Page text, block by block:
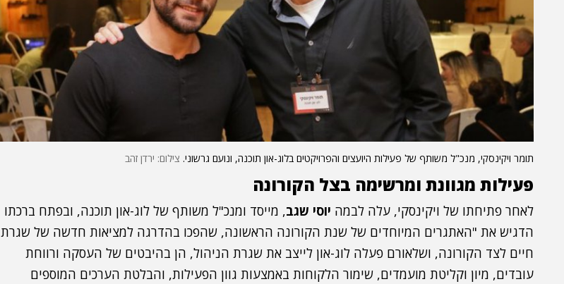
תומר ויקינסקי, מנכ"ל משותף של פעילות היועצים והפרויקטים בלוג-און תוכנה, ונועם גרשוני. צילום: ירדן זהב
פעילות מגוונת ומרשימה בצל הקורונה
לאחר פתיחתו של ויקינסקי, עלה לבמה יוסי שגב, מייסד ומנכ"ל משותף של לוג-און תוכנה, ובפתח ברכתו
הדגיש את "האתגרים המיוחדים של שנת הקורונה הראשונה, שהפכו בהדרגה למציאות חדשה של שגרת
חיים לצד הקורונה, ושלאורם פעלה לוג-און לייצב את שגרת הניהול, הן בהיבטים של העסקה ורווחת
עובדים, מיון וקליטת מועמדים, שימור הלקוחות באמצעות גוון הפעילות, והבלטת הערכים המוספים